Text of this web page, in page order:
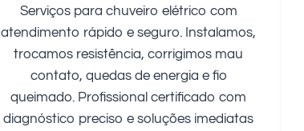
Serviços para chuveiro elétrico com
atendimento rápido e seguro. Instalamos,
trocamos resistência, corrigimos mau
contato, quedas de energia e fio
queimado. Profissional certificado com
diagnóstico preciso e soluções imediatas